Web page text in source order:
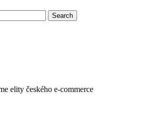
elity českého e-commerce